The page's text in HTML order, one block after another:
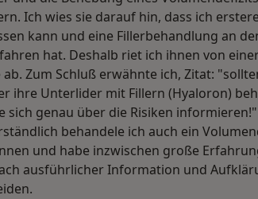
Ich wies sie darauf hin, dass ich
kann und eine Fillerbehandlung an
hat. Deshalb riet ich ihnen von
ab. Zum Schluß erwähnte ich, Zitat:
ihre Unterlider mit Fillern (Hyaloron)
sich genau über die Risiken informieren!"
behandele ich auch ein
und habe inzwischen große
ausführlicher Information und